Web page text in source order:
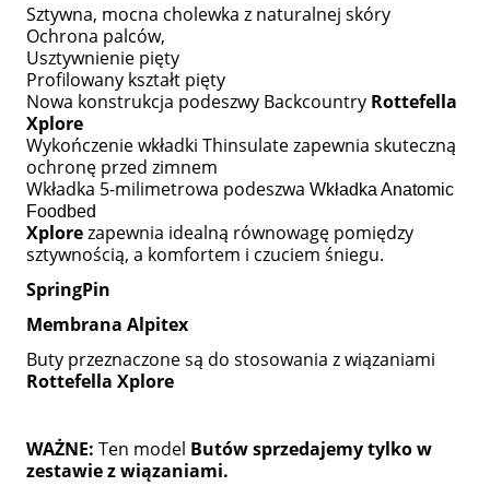
Sztywna, mocna cholewka z naturalnej skóry
Ochrona palców,
Usztywnienie pięty
Profilowany kształt pięty
Nowa konstrukcja podeszwy Backcountry Rottefella
Xplore
Wykończenie wkładki Thinsulate zapewnia skuteczną
ochronę przed zimnem
Wkładka 5-milimetrowa podeszwa Wkładka Anatomic
Foodbed
Xplorezapewnia idealną równowagę pomiędzy
sztywnością, a komfortem i czuciem śniegu.
SpringPin
Membrana Alpitex
Buty przeznaczone są do stosowania z wiązaniami
Rottefella Xplore
WAŻNE: Ten model Butów sprzedajemy tylko w
zestawie z wiązaniami.